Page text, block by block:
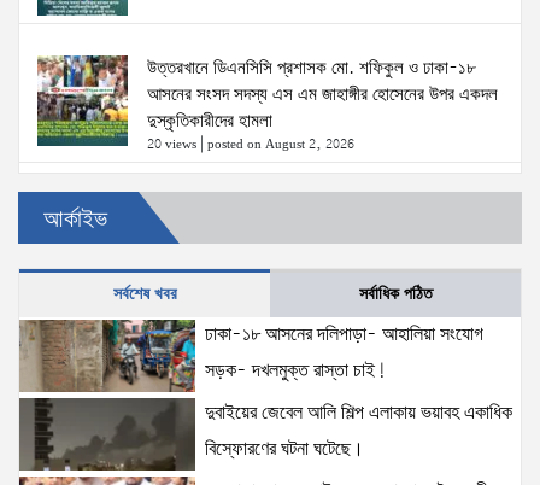
উত্তরখানে ডিএনসিসি প্রশাসক মো. শফিকুল ও ঢাকা-১৮
আসনের সংসদ সদস্য এস এম জাহাঙ্গীর হোসেনের উপর একদল
দুস্কৃতিকারীদের হামলা
20 views posted on August 2, 2026
৫ আগস্টের স্মরণসভা সফল করতে প্রস্তুতি সভা অনুষ্ঠিত
18 views
দক্ষিণখানে সেই নারী চিকিৎসককে খুনের মামলায় গ্রেপ্তার তার
স্বামী সোহেল রানার দুই দিনের রিমান্ড আদালত
16 views posted on August 3, 2026
প্রধানমন্ত্রীর সঙ্গে মার্কিন বিশেষ দূতের বৈঠক: তারেক রহমানের
আর্কাইভ
সর্বশেষ খবর সর্বাধিক পঠিত
ঢাকা-১৮ আসনের দলিপাড়া- আহালিয়া সংযোগ
সড়ক- দখলমুক্ত রাস্তা চাই!
দুবাইয়ের জেবেল আলি শিল্প এলাকায় ভয়াবহ একাধিক
বিস্ফোরণের ঘটনা ঘটেছে।